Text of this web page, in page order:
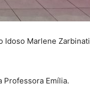
Idoso Marlene Zarbinati
Professora Emília.